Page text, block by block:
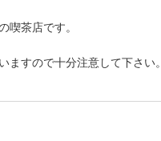
喫茶店です。
すので十分注意して下さい。